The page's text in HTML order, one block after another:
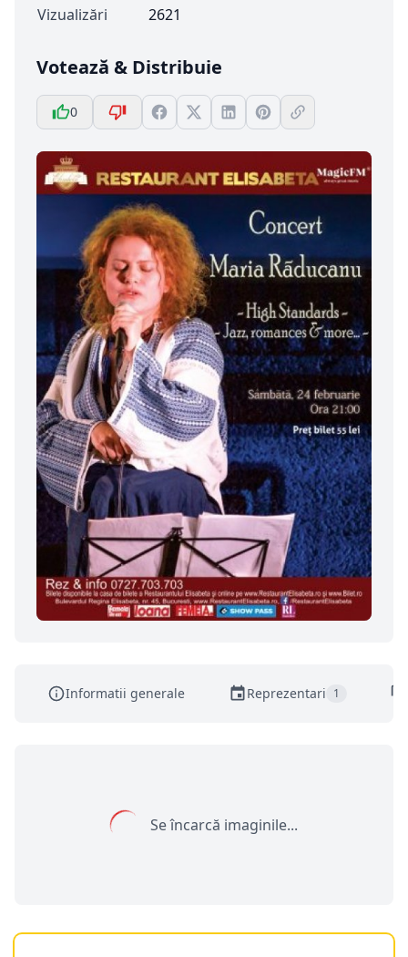
Vizualizări
2621
Votează & Distribuie
0
Informatii generale Reprezentari 1
Se încarcă imaginile...